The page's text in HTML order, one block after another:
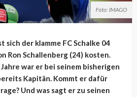
Foto: IMAGO
sich der klamme FC Schalke 04
Ron Schallenberg (24) kosten.
war er bei seinem bisherigen
Kapitän. Kommt er dafür
Und was sagt er zu seinen